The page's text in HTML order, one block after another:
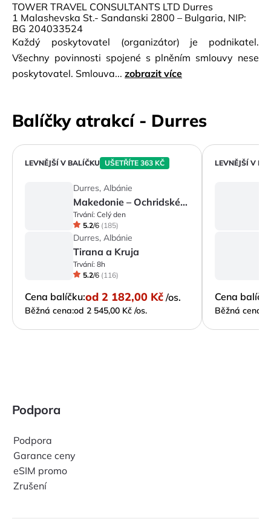
TOWER TRAVEL CONSULTANTS LTD Durres
1 Malashevska St.- Sandanski 2800 – Bulgaria, NIP:
BG 204033524
Každý poskytovatel (organizátor) je podnikatel.
Všechny povinnosti spojené s plněním smlouvy nese
poskytovatel. Smlouva... zobrazit více
Balíčky atrakcí - Durres
LEVNĚJŠÍ V BALÍČKU UŠETŘÍTE 363 KČ
Durres, Albánie
Makedonie – Ochridské jezero a město Ochrid
Trvání: Celý den
5.2/6 (185)
Durres, Albánie
Tirana a Kruja
Trvání: 8h
5.2/6 (116)
Cena balíčku:od 2 182,00 Kč /os.
Běžná cena:od 2 545,00 Kč /os.
LEVNĚJŠÍ V
Cena
Běžná cena:
Podpora
Podpora
Garance ceny
eSIM promo
Zrušení